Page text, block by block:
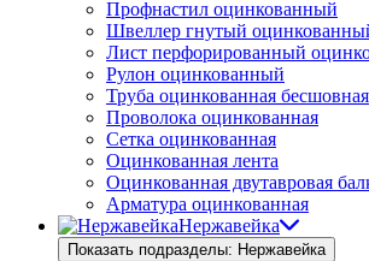
Профнастил оцинкованный
Швеллер гнутый
Лист перфорированный
Рулон оцинкованный
Труба оцинкованная бесшовная
Проволока оцинкованная
Сетка оцинкованная
Оцинкованная лента
Оцинкованная двутавровая
Арматура оцинкованная
Нержавейка
Показать подразделы: Нержавейка